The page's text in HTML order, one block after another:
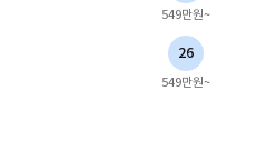
549만원~
26
549만원~